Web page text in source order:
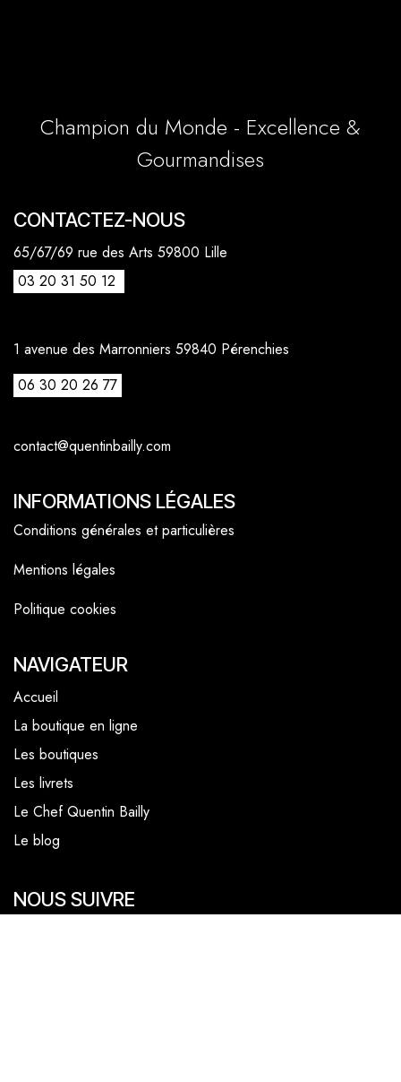
CONTACTEZ-NOUS
65/67/69 rue des Arts 59800 Lille
03 20 31 50 12
1 avenue des Marronniers 59840 Pérenchies
06 30 20 26 77
contact@quentinbailly.com
NOUS SUIVRE
Champion du Monde - Excellence &
Gourmandises
INFORMATIONS LÉGALES
Conditions générales et particulières
Mentions légales
Politique cookies
NAVIGATEUR
Accueil
La boutique en ligne
Les boutiques
Les livrets
Le Chef Quentin Bailly
Le blog